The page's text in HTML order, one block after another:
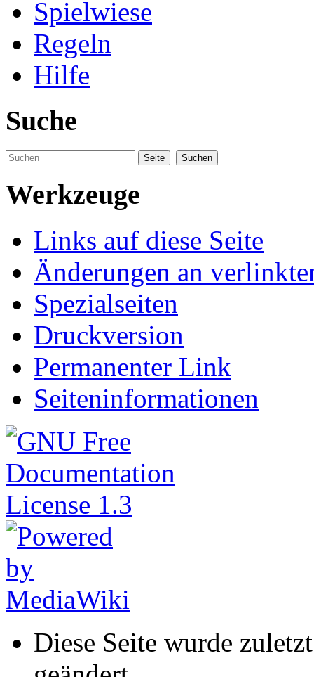
Spielwiese
Regeln
Hilfe
Suche
Werkzeuge
Links auf diese Seite
Änderungen an
Spezialseiten
Druckversion
Permanenter Link
Seiteninformationen
Diese Seite wurde